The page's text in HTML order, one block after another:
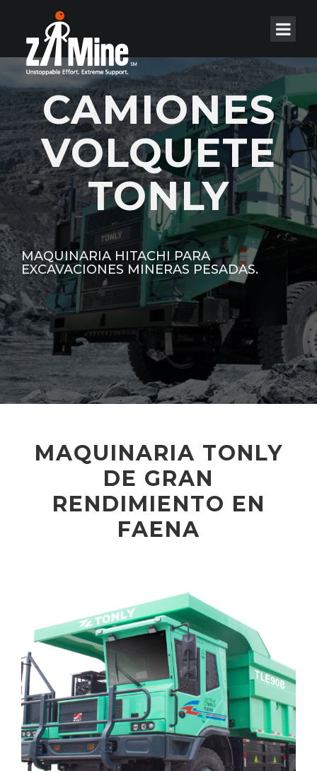
CAMIONES
VOLQUETE
TONLY
MAQUINARIA HITACHI PARA
EXCAVACIONES MINERAS PESADAS.
MAQUINARIA TONLY
DE GRAN
RENDIMIENTO EN
FAENA